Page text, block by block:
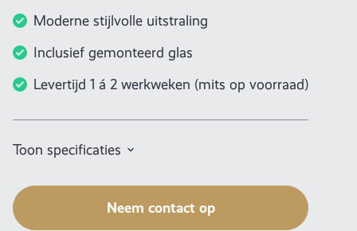
Moderne stijlvolle uitstraling
Inclusief gemonteerd glas
Levertijd 1 á 2 werkweken (mits op voorraad)
Toon specificaties
Neem contact op